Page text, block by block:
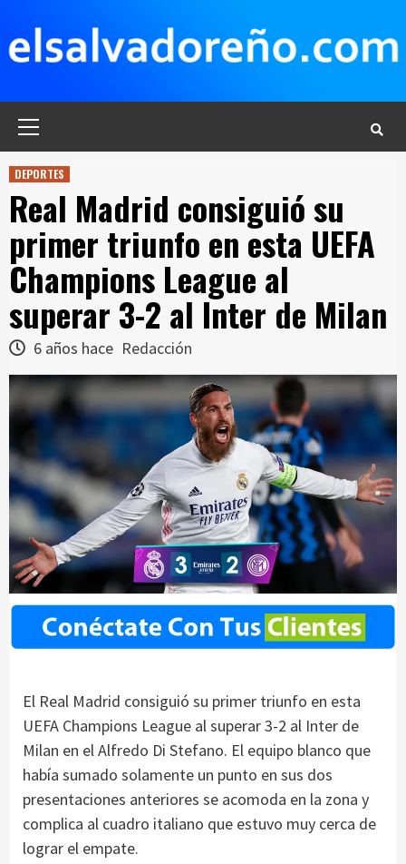
contenido
DEPORTES
Real Madrid consiguió su
primer triunfo en esta UEFA
Champions League al
superar 3-2 al Inter de Milan
6 años hace Redacción
El Real Madrid consiguió su primer triunfo en esta
UEFA Champions League al superar 3-2 al Inter de
Milan en el Alfredo Di Stefano. El equipo blanco que
había sumado solamente un punto en sus dos
presentaciones anteriores se acomoda en la zona y
complica al cuadro italiano que estuvo muy cerca de
lograr el empate.